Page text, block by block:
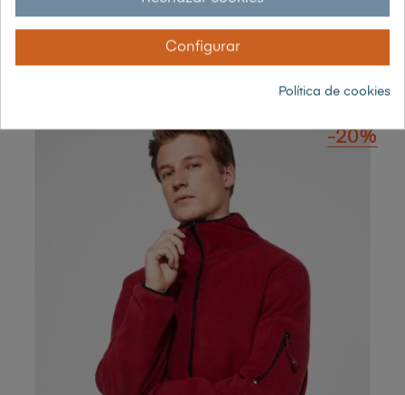
FORRO POLAR A CONTRASTE
31,41 €
-20%
Configurar
Política de cookies